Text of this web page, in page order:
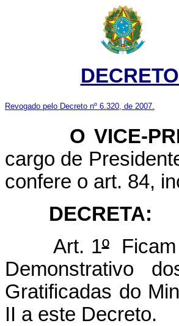
Revogado pelo Decreto nº 6.320, de 2007.
O VICE-
cargo de
confere o art. 84,
DECRETA:
Art. 1ºFicam
Demonstrativo
Gratificadas do
II a este Decreto.